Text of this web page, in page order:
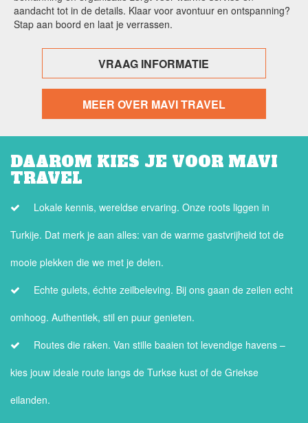
aandacht tot in de details. Klaar voor avontuur en ontspanning?
Stap aan boord en laat je verrassen.
VRAAG INFORMATIE
MEER OVER MAVI TRAVEL
DAAROM KIES JE VOOR MAVI
TRAVEL
Lokale kennis, wereldse ervaring. Onze roots liggen in
Turkije. Dat merk je aan alles: van de warme gastvrijheid tot de
mooie plekken die we met je delen.
Echte gulets, échte zeilbeleving. Bij ons gaan de zeilen echt
omhoog. Authentiek, stil en puur genieten.
Routes die raken. Van stille baaien tot levendige havens –
kies jouw ideale route langs de Turkse kust of de Griekse
eilanden.